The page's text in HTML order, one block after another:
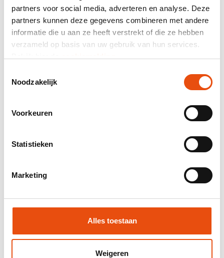
partners voor social media, adverteren en analyse. Deze
partners kunnen deze gegevens combineren met andere
informatie die u aan ze heeft verstrekt of die ze hebben
verzameld op basis van uw gebruik van hun services.
Noodzakelijk
Voorkeuren
Statistieken
Marketing
Alles toestaan
Weigeren
Boîtes à repas / Boîtes à diner
avec impression
L'utilisation des boîtes alimentaires a explosé ces
dernières années. Les restaurants et les traiteurs utilisent